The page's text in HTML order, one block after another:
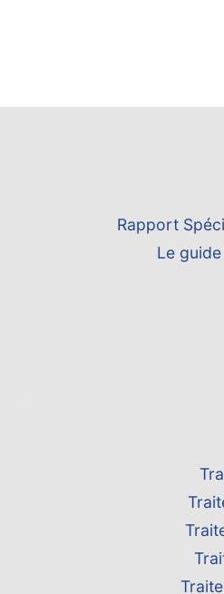
Rapport
Le